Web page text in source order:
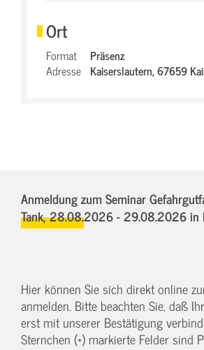
Ort
Format
Präsenz
Adresse Kaiserslautern,67659
Anmeldung zum Seminar
Tank,28.08.2026 - 29.08.2026in
Hier können Sie sich direkt online
anmelden. Bitte beachten Sie, daß
erst mit unserer Bestätigung
Sternchen (*) markierte Felder sind